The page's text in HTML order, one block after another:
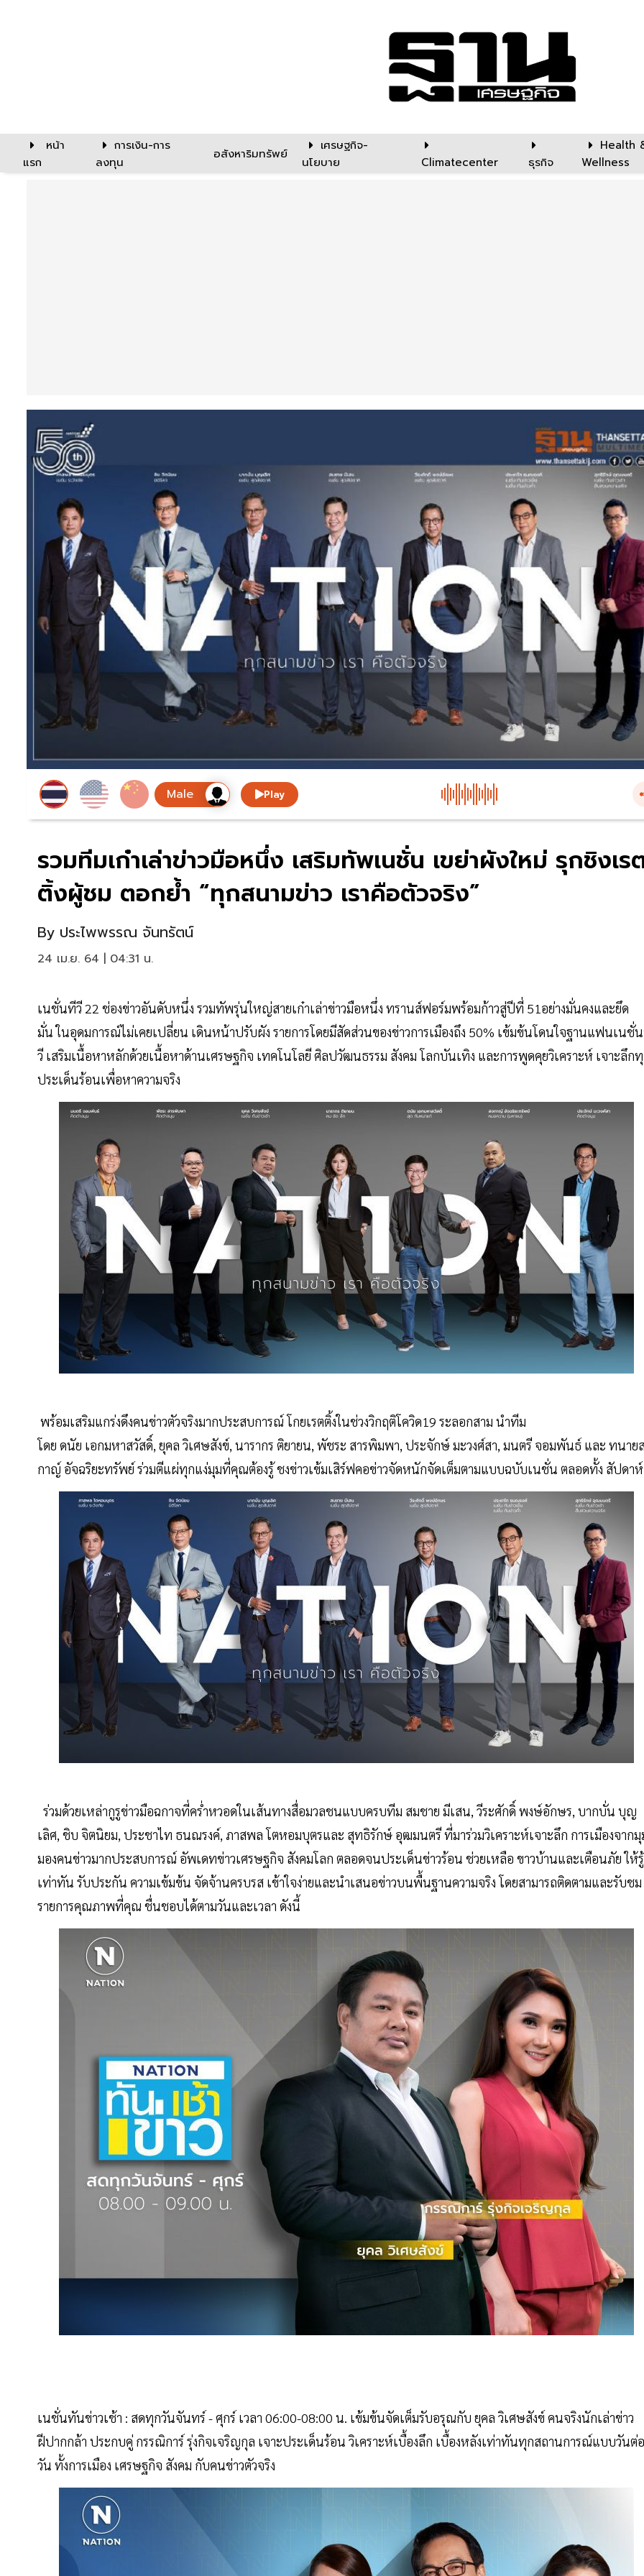
หน้า
แรก
การเงิน-การ
ลงทุน
อสังหาริมทรัพย์
เศรษฐกิจ-
นโยบาย
Climatecenter ธุรกิจ
Health
Wellness
Play
รวมทีมเก๋าเล่าข่าวมือหนึ่ง เสริมทัพเนชั่น เขย่าผังใหม่ รุกชิงเร
ติ้งผู้ชม ตอกย้ำ “ทุกสนามข่าว เราคือตัวจริง”
By ประไพพรรณ จันทรัตน์
24 เม.ย. 64 | 04:31 น.
เนชั่นทีวี 22 ช่องข่าวอันดับหนึ่ง รวมทัพรุ่นใหญ่สายเก๋าเล่าข่าวมือหนึ่ง ทรานส์ฟอร์มพร้อมก้าวสู่ปีที่ 51อย่างมั่นคงและยึด
มั่น ในอุดมการณ์ไม่เคยเปลี่ยน เดินหน้าปรับผัง รายการโดยมีสัดส่วนของข่าวการเมืองถึง 50% เข้มข้นโดนใจฐานแฟนเนชั่
วี เสริมเนื้อหาหลักด้วยเนื้อหาด้านเศรษฐกิจ เทคโนโลยี ศิลปวัฒนธรรม สังคม โลกบันเทิง และการพูดคุยวิเคราะห์ เจาะลึก
ประเด็นร้อนเพื่อหาความจริง
พร้อมเสริมแกร่งดึงคนข่าวตัวจริงมากประสบการณ์ โกยเรตติ้งในช่วงวิกฤติโควิด19 ระลอกสาม นำทีม
โดย ดนัย เอกมหาสวัสดิ์, ยุคล วิเศษสังข์, นารากร ติยายน, พัชระ สารพิมพา, ประจักษ์ มะวงศ์สา, มนตรี จอมพันธ์ และ ทนาย
กาญ์ อัจฉริยะทรัพย์ ร่วมตีแผ่ทุกแง่มุมที่คุณต้องรู้ ชงข่าวเข้มเสิร์ฟคอข่าวจัดหนักจัดเต็มตามแบบฉบับเนชั่น ตลอดทั้ง สัปดา
ร่วมด้วยเหล่ากูรูข่าวมือฉกาจที่คร่ำหวอดในเส้นทางสื่อมวลชนแบบครบทีม สมชาย มีเสน, วีระศักดิ์ พงษ์อักษร, บากบั่น บุญ
เลิศ, ชิบ จิตนิยม, ประชาไท ธนณรงค์, ภาสพล โตหอมบุตรและ สุทธิรักษ์ อุฒมนตรี ที่มาร่วมวิเคราะห์เจาะลึก การเมืองจาก
มองคนข่าวมากประสบการณ์ อัพเดทข่าวเศรษฐกิจ สังคมโลก ตลอดจนประเด็นข่าวร้อน ช่วยเหลือ ขาวบ้านและเตือนภัย ให้รู้
เท่าทัน รับประกัน ความเข้มข้น จัดจ้านครบรส เข้าใจง่ายและนำเสนอข่าวบนพื้นฐานความจริง โดยสามารถติดตามและรับชม
รายการคุณภาพที่คุณ ชื่นชอบได้ตามวันและเวลา ดังนี้
เนชั่นทันข่าวเช้า : สดทุกวันจันทร์ - ศุกร์ เวลา 06:00-08:00 น. เข้มข้นจัดเต็มรับอรุณกับ ยุคล วิเศษสังข์ คนจริงนักเล่าข่าว
ฝีปากกล้า ประกบคู่ กรรณิการ์ รุ่งกิจเจริญกุล เจาะประเด็นร้อน วิเคราะห์เบื้องลึก เบื้องหลังเท่าทันทุกสถานการณ์แบบวันต่อ
วัน ทั้งการเมือง เศรษฐกิจ สังคม กับคนข่าวตัวจริง